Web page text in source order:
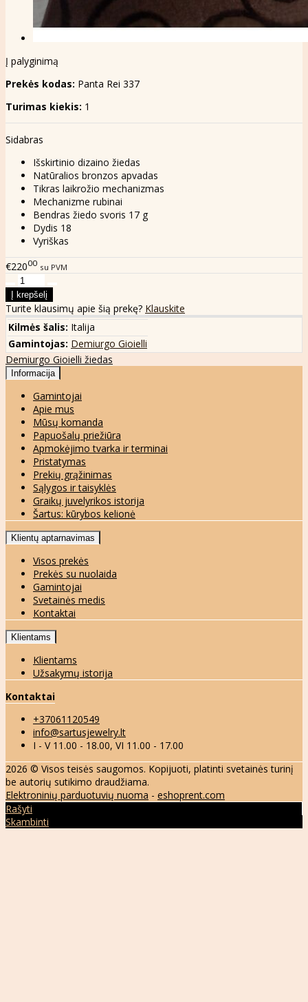
Į palyginimą
Prekės kodas: Panta Rei 337
Turimas kiekis: 1
Sidabras
Išskirtinio dizaino žiedas
Natūralios bronzos apvadas
Tikras laikrožio mechanizmas
Mechanizme rubinai
Bendras žiedo svoris 17 g
Dydis 18
Vyriškas
€22000 su PVM
Turite klausimų apie šią prekę? Klauskite
Kilmės šalis: Italija
Gamintojas: Demiurgo Gioielli
Demiurgo Gioielli žiedas
Informacija
Gamintojai
Apie mus
Mūsų komanda
Papuošalų priežiūra
Apmokėjimo tvarka ir terminai
Pristatymas
Prekių grąžinimas
Sąlygos ir taisyklės
Graikų juvelyrikos istorija
Šartus: kūrybos kelionė
Klientų aptarnavimas
Visos prekės
Prekės su nuolaida
Gamintojai
Svetainės medis
Kontaktai
Klientams
Klientams
Užsakymų istorija
Kontaktai
+37061120549
info@sartusjewelry.lt
I - V 11.00 - 18.00, VI 11.00 - 17.00
2026 © Visos teisės saugomos. Kopijuoti, platinti svetainės turinį
be autorių sutikimo draudžiama.
Elektroninių parduotuvių nuoma - eshoprent.com
Rašyti
Skambinti